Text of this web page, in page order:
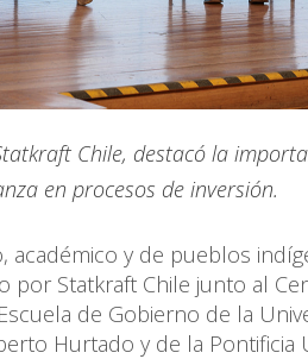
Chile, destacó la
en procesos de inversión.
y de pueblos
por Statkraft Chile junto al
de Gobierno de la
Hurtado y de la Pontificia